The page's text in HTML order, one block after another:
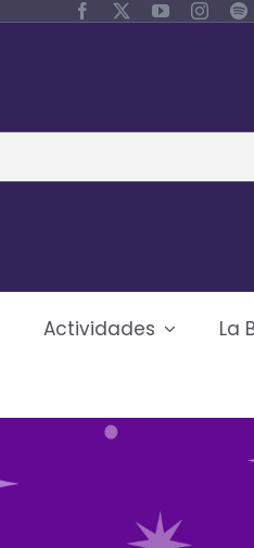
Actividades La